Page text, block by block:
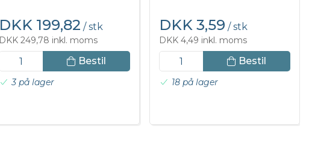
DKK 199,82 / stk
DKK 249,78 inkl. moms
Bestil
3 på lager
DKK 3,59 / stk
DKK 4,49 inkl. moms
Bestil
18 på lager